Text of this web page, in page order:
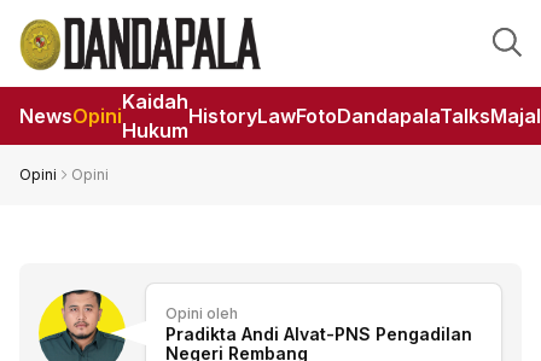
NewsOpini
Kaidah
Hukum
HistoryLawFotoDandapalaTalks
Opini Opini
Opini oleh
Pradikta Andi Alvat-PNS Pengadilan
Negeri Rembang